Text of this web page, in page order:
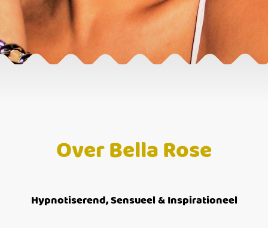
Over Bella Rose
Hypnotiserend, Sensueel & Inspirationeel